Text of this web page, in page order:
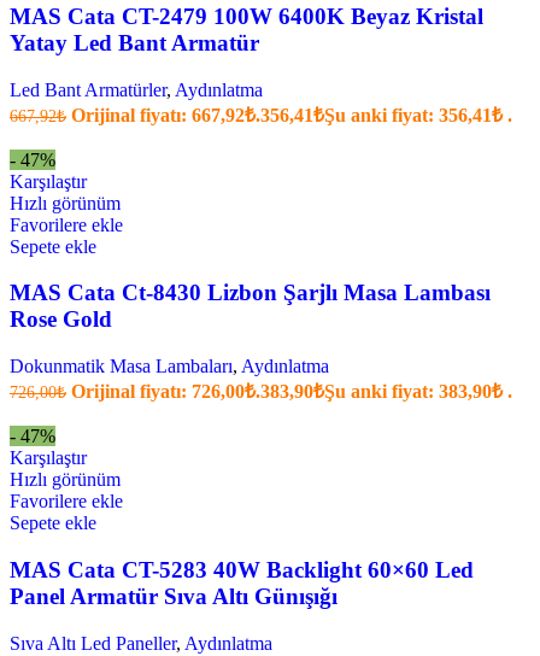
MAS Cata CT-2479 100W 6400K Beyaz Kristal
Yatay Led Bant Armatür
Led Bant Armatürler, Aydınlatma
667,92₺ Orijinal fiyatı: 667,92₺.356,41₺Şu anki fiyat: 356,41₺ .
- 47%
Karşılaştır
Hızlı görünüm
Favorilere ekle
Sepete ekle
MAS Cata Ct-8430 Lizbon Şarjlı Masa Lambası
Rose Gold
Dokunmatik Masa Lambaları, Aydınlatma
726,00₺ Orijinal fiyatı: 726,00₺.383,90₺Şu anki fiyat: 383,90₺ .
- 47%
Karşılaştır
Hızlı görünüm
Favorilere ekle
Sepete ekle
MAS Cata CT-5283 40W Backlight 60×60 Led
Panel Armatür Sıva Altı Günışığı
Sıva Altı Led Paneller, Aydınlatma